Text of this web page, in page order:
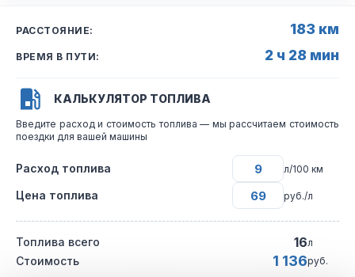
РАССТОЯНИЕ: 183 км
ВРЕМЯ В ПУТИ: 2 ч 28 мин
КАЛЬКУЛЯТОР ТОПЛИВА
Введите расход и стоимость топлива — мы рассчитаем стоимость
поездки для вашей машины
Расход топлива л/100 км
Цена топлива руб./л
Топлива всего 16л
Стоимость 1 136руб.